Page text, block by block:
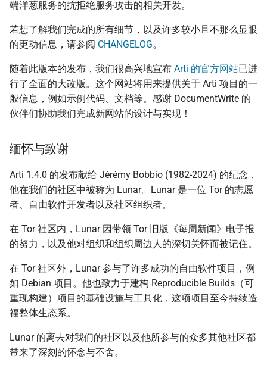
端洋葱服务的抗拒绝服务攻击的相关开发。
若想了解我们完成的所有细节，以及许多较小且不那么显眼
的更动信息，请参阅 CHANGELOG。
随着此版本的发布，我们很高兴地宣布 Arti 的官方网站已进
行了全面的大改版。这个网站将用来提供关于 Arti 项目的一
般信息，例如示例代码、文档等。感谢 DocumentWrite 的
伙伴们协助我们完成新网站的设计与实现！
缅怀与致谢
Arti 1.4.0 的发布献给 Jérémy Bobbio (1982-2024) 的纪念，
他在我们的社区中被称为 Lunar。Lunar 是一位 Tor 的志愿
者、自由软件开发者以及社区组织者。
在 Tor 社区内，Lunar 因带领 Tor 旧版《每周新闻》电子报
的努力，以及他对组织和组织周边人的深切关怀而被记住。
在 Tor 社区外，Lunar 参与了许多成功的自由软件项目，例
如 Debian 项目。他也致力于建构 Reproducible Builds（可
重现构建）项目的基础设施与工具化，这项项目至今持续造
福整体生态系。
Lunar 的离去对我们的社区以及他所参与的众多其他社区都
带来了深刻的怀念与不舍。